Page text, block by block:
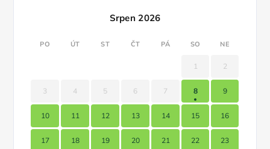
Srpen 2026
PO ÚT ST ČT PÁ SO NE
1 2
3 4 5 6 7 8 9
10 11 12 13 14 15 16
17 18 19 20 21 22 23